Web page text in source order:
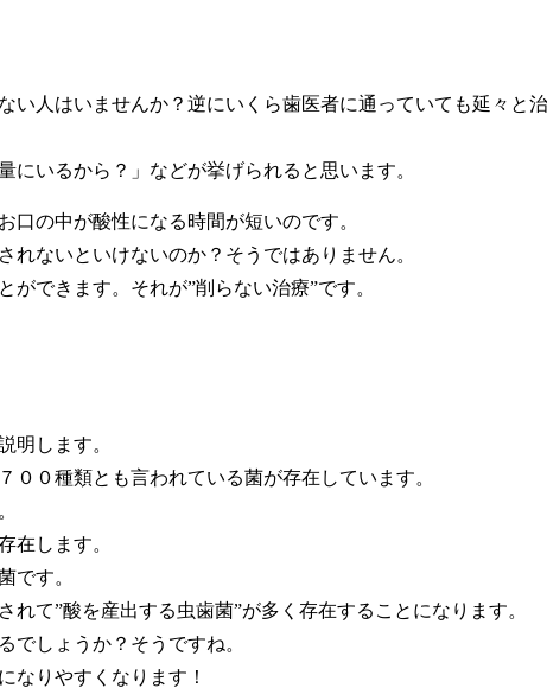
い人はいませんか？逆にいくら歯医者に通っていても延々と
いるから？」などが挙げられると思います。
口の中が酸性になる時間が短いのです。
ないといけないのか？そうではありません。
できます。それが”削らない治療”です。
明します。
０種類とも言われている菌が存在しています。
在します。
です。
て”酸を産出する虫歯菌”が多く存在することになります。
でしょうか？そうですね。
なりやすくなります！